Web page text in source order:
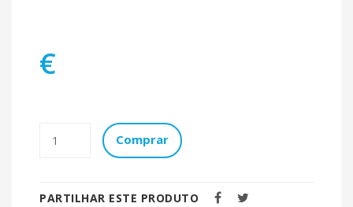
€
Comprar
PARTILHAR ESTE PRODUTO